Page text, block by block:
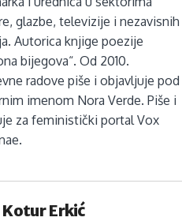
glazbe, televizije i nezavisnih
Autorica knjige poezije
bijegova“. Od 2010.
radove piše i objavljuje pod
imenom Nora Verde. Piše i
za feministički portal Vox
Kotur Erkić